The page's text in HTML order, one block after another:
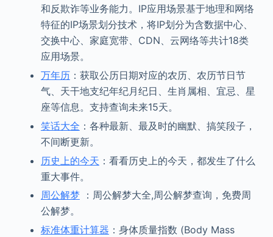
和反欺诈等业务能力。IP应用场景基于地理和网络
特征的IP场景划分技术，将IP划分为含数据中心、
交换中心、家庭宽带、CDN、云网络等共计18类
应用场景。
万年历：获取公历日期对应的农历、农历节日节
气、天干地支纪年纪月纪日、生肖属相、宜忌、星
座等信息。支持查询未来15天。
笑话大全 ：各种最新、最及时的幽默、搞笑段子，
不间断更新。
历史上的今天 ：看看历史上的今天，都发生了什么
重大事件。
周公解梦：周公解梦大全,周公解梦查询，免费周
公解梦。
标准体重计算器 ：身体质量指数 (Body Mass